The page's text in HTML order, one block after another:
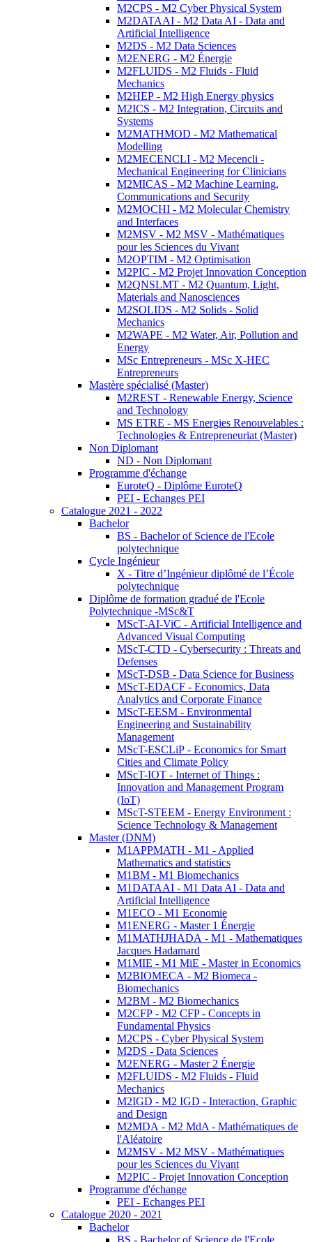
M2CPS - M2 Cyber Physical System
M2DATAAI - M2 Data AI - Data and
Artificial Intelligence
M2DS - M2 Data Sciences
M2ENERG - M2 Énergie
M2FLUIDS - M2 Fluids - Fluid
Mechanics
M2HEP - M2 High Energy physics
M2ICS - M2 Integration, Circuits and
Systems
M2MATHMOD - M2 Mathematical
Modelling
M2MECENCLI - M2 Mecencli -
Mechanical Engineering for Clinicians
M2MICAS - M2 Machine Learning,
Communications and Security
M2MOCHI - M2 Molecular Chemistry
and Interfaces
M2MSV - M2 MSV - Mathématiques
pour les Sciences du Vivant
M2OPTIM - M2 Optimisation
M2PIC - M2 Projet Innovation Conception
M2QNSLMT - M2 Quantum, Light,
Materials and Nanosciences
M2SOLIDS - M2 Solids - Solid
Mechanics
M2WAPE - M2 Water, Air, Pollution and
Energy
MSc Entrepreneurs - MSc X-HEC
Entrepreneurs
Mastère spécialisé (Master)
M2REST - Renewable Energy, Science
and Technology
MS ETRE - MS Energies Renouvelables :
Technologies & Entrepreneuriat (Master)
Non Diplomant
ND - Non Diplomant
Programme d'échange
EuroteQ - Diplôme EuroteQ
PEI - Echanges PEI
Catalogue 2021 - 2022
Bachelor
BS - Bachelor of Science de l'Ecole
polytechnique
Cycle Ingénieur
X - Titre d’Ingénieur diplômé de l’École
polytechnique
Diplôme de formation gradué de l'Ecole
Polytechnique -MSc&T
MScT-AI-ViC - Artificial Intelligence and
Advanced Visual Computing
MScT-CTD - Cybersecurity : Threats and
Defenses
MScT-DSB - Data Science for Business
MScT-EDACF - Economics, Data
Analytics and Corporate Finance
MScT-EESM - Environmental
Engineering and Sustainability
Management
MScT-ESCLiP - Economics for Smart
Cities and Climate Policy
MScT-IOT - Internet of Things :
Innovation and Management Program
(IoT)
MScT-STEEM - Energy Environment :
Science Technology & Management
Master (DNM)
M1APPMATH - M1 - Applied
Mathematics and statistics
M1BM - M1 Biomechanics
M1DATAAI - M1 Data AI - Data and
Artificial Intelligence
M1ECO - M1 Economie
M1ENERG - Master 1 Énergie
M1MATHJHADA - M1 - Mathematiques
Jacques Hadamard
M1MIE - M1 MiE - Master in Economics
M2BIOMECA - M2 Biomeca -
Biomechanics
M2BM - M2 Biomechanics
M2CFP - M2 CFP - Concepts in
Fundamental Physics
M2CPS - Cyber Physical System
M2DS - Data Sciences
M2ENERG - Master 2 Énergie
M2FLUIDS - M2 Fluids - Fluid
Mechanics
M2IGD - M2 IGD - Interaction, Graphic
and Design
M2MDA - M2 MdA - Mathématiques de
l'Aléatoire
M2MSV - M2 MSV - Mathématiques
pour les Sciences du Vivant
M2PIC - Projet Innovation Conception
Programme d'échange
PEI - Echanges PEI
Catalogue 2020 - 2021
Bachelor
BS - Bachelor of Science de l'Ecole